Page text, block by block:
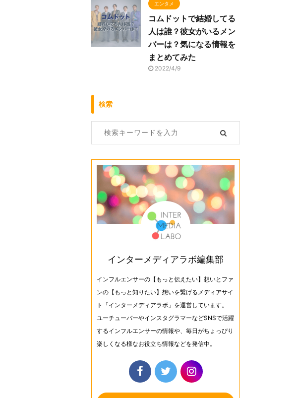
エンタメ
コムドットで結婚してる
人は誰？彼女がいるメン
バーは？気になる情報を
まとめてみた
2022/4/9
検索
インターメディアラボ編集部
インフルエンサーの【もっと伝えたい】想いとファ
ンの【もっと知りたい】想いを繋げるメディアサイ
ト「インターメディアラボ」を運営しています。
ユーチューバーやインスタグラマーなどSNSで活躍
するインフルエンサーの情報や、毎日がちょっぴり
楽しくなる様なお役立ち情報などを発信中。